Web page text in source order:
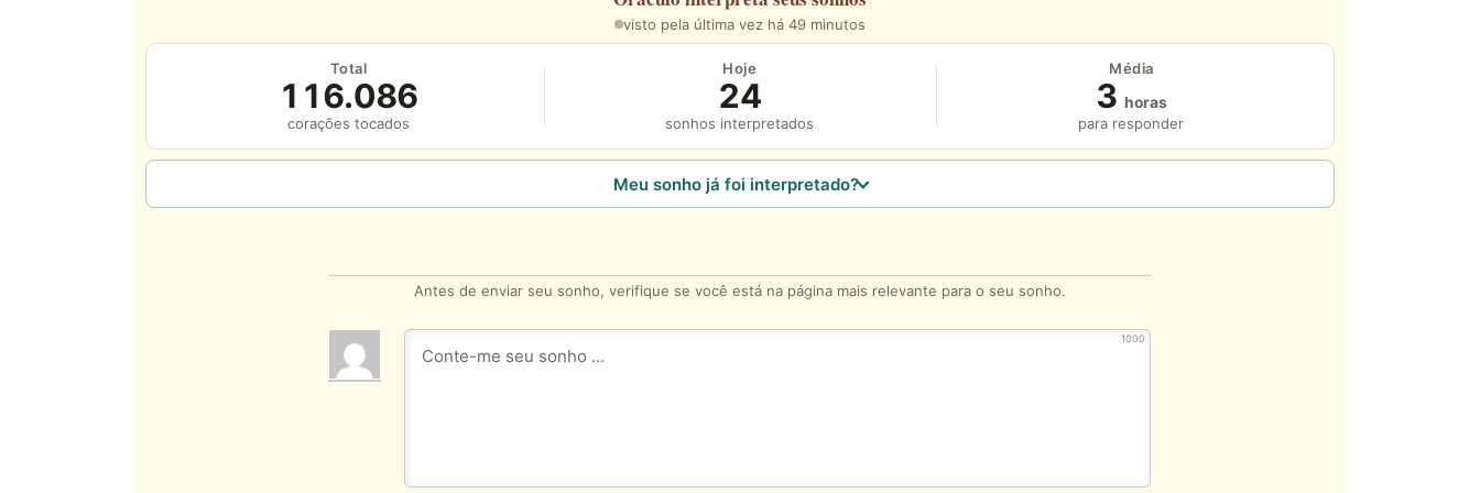
visto pela última vez há 49 minutos
Total
116.086
corações tocados
Hoje
24
sonhos interpretados
Média
3 horas
para responder
Meu sonho já foi interpretado?
Antes de enviar seu sonho, verifique se você está na página mais relevante para o seu sonho.
1000